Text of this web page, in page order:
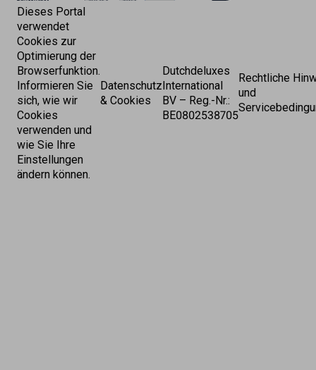
Zahlungen
Dieses Portal
verwendet
Cookies zur
Optimierung der
Browserfunktion.
Informieren Sie
sich, wie wir
Cookies
verwenden und
wie Sie Ihre
Einstellungen
ändern können.
Datenschutz
& Cookies
Dutchdeluxes
International
BV – Reg.-Nr.:
BE0802538705
Rechtliche
und